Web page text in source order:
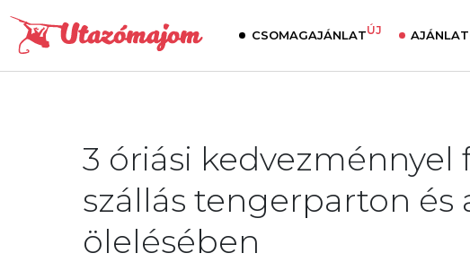
CSOMAGAJÁNLATÚJ
3 óriási kedvezménnyel
szállás tengerparton és
ölelésében